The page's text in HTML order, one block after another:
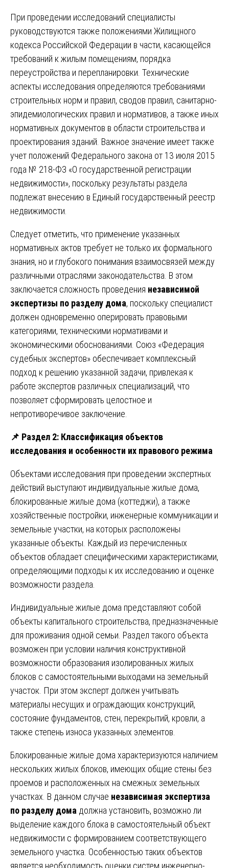
При проведении исследований специалисты
руководствуются также положениями Жилищного
кодекса Российской Федерации в части, касающейся
требований к жилым помещениям, порядка
переустройства и перепланировки. Технические
аспекты исследования определяются требованиями
строительных норм и правил, сводов правил, санитарно-
эпидемиологических правил и нормативов, а также иных
нормативных документов в области строительства и
проектирования зданий. Важное значение имеет также
учет положений Федерального закона от 13 июля 2015
года № 218-ФЗ «О государственной регистрации
недвижимости», поскольку результаты раздела
подлежат внесению в Единый государственный реестр
недвижимости.
Следует отметить, что применение указанных
нормативных актов требует не только их формального
знания, но и глубокого понимания взаимосвязей между
различными отраслями законодательства. В этом
заключается сложность проведения независимой
экспертизы по разделу дома, поскольку специалист
должен одновременно оперировать правовыми
категориями, техническими нормативами и
экономическими обоснованиями. Союз «Федерация
судебных экспертов» обеспечивает комплексный
подход к решению указанной задачи, привлекая к
работе экспертов различных специализаций, что
позволяет сформировать целостное и
непротиворечивое заключение.
📌 Раздел 2: Классификация объектов
исследования и особенности их правового режима
Объектами исследования при проведении экспертных
действий выступают индивидуальные жилые дома,
блокированные жилые дома (коттеджи), а также
хозяйственные постройки, инженерные коммуникации и
земельные участки, на которых расположены
указанные объекты. Каждый из перечисленных
объектов обладает специфическими характеристиками,
определяющими подходы к их исследованию и оценке
возможности раздела.
Индивидуальные жилые дома представляют собой
объекты капитального строительства, предназначенные
для проживания одной семьи. Раздел такого объекта
возможен при условии наличия конструктивной
возможности образования изолированных жилых
блоков с самостоятельными выходами на земельный
участок. При этом эксперт должен учитывать
материалы несущих и ограждающих конструкций,
состояние фундаментов, стен, перекрытий, кровли, а
также степень износа указанных элементов.
Блокированные жилые дома характеризуются наличием
нескольких жилых блоков, имеющих общие стены без
проемов и расположенных на смежных земельных
участках. В данном случае независимая экспертиза
по разделу дома должна установить, возможно ли
выделение каждого блока в самостоятельный объект
недвижимости с формированием соответствующего
земельного участка. Особенностью таких объектов
является необходимость оценки систем инженерно-